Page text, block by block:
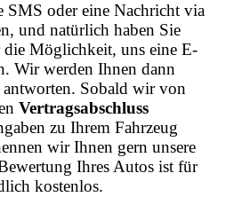
SMS oder eine Nachricht via
und natürlich haben Sie
Möglichkeit, uns eine E-
Wir werden Ihnen dann
Sobald wir von
Vertragsabschluss
zu Ihrem Fahrzeug
wir Ihnen gern unsere
Ihres Autos ist für
kostenlos.